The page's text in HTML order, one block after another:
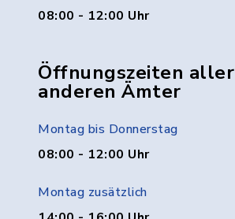
08:00 - 12:00 Uhr
Öffnungszeiten aller
anderen Ämter
Montag bis Donnerstag
08:00 - 12:00 Uhr
Montag zusätzlich